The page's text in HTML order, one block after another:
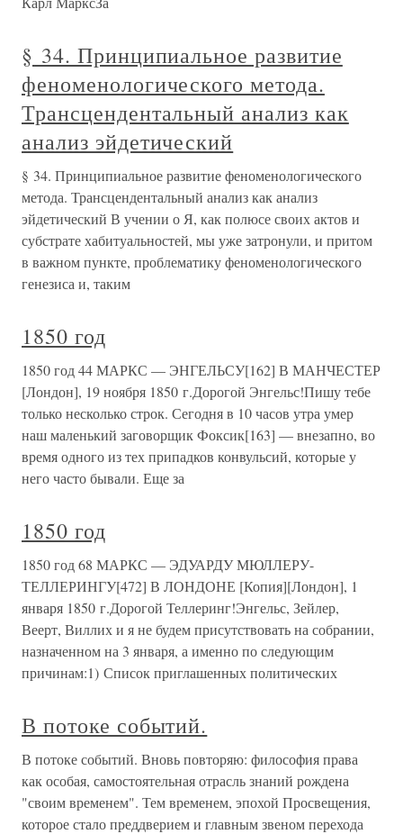
§ 34. Принципиальное развитие
феноменологического метода.
Трансцендентальный анализ как
анализ эйдетический
§ 34. Принципиальное развитие феноменологического
метода. Трансцендентальный анализ как анализ
эйдетический В учении о Я, как полюсе своих актов и
субстрате хабитуальностей, мы уже затронули, и притом
в важном пункте, проблематику феноменологического
генезиса и, таким
1850 год
1850 год 44 МАРКС — ЭНГЕЛЬСУ[162] В МАНЧЕСТЕР
[Лондон], 19 ноября 1850 г.Дорогой Энгельс!Пишу тебе
только несколько строк. Сегодня в 10 часов утра умер
наш маленький заговорщик Фоксик[163] — внезапно, во
время одного из тех припадков конвульсий, которые у
него часто бывали. Еще за
1850 год
1850 год 68 МАРКС — ЭДУАРДУ МЮЛЛЕРУ-
ТЕЛЛЕРИНГУ[472] В ЛОНДОНЕ [Копия][Лондон], 1
января 1850 г.Дорогой Теллеринг!Энгельс, Зейлер,
Веерт, Виллих и я не будем присутствовать на собрании,
назначенном на 3 января, а именно по следующим
причинам:1) Список приглашенных политических
В потоке событий.
В потоке событий. Вновь повторяю: философия права
как особая, самостоятельная отрасль знаний рождена
"сво­им временем". Тем временем, эпохой Просвещения,
которое стало преддверием и главным звеном перехода